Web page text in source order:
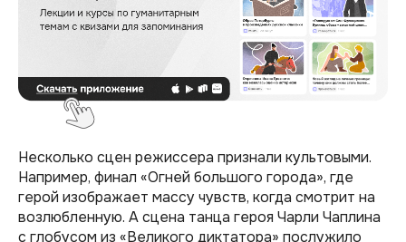
Несколько сцен режиссера признали культовыми.
Например, финал «Огней большого города», где
герой изображает массу чувств, когда смотрит на
возлюбленную. А сцена танца героя Чарли Чаплина
с глобусом из «Великого диктатора» послужило